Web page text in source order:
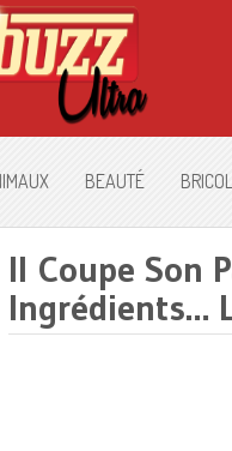
BEAUTÉ
Il Coupe Son
Ingrédients…